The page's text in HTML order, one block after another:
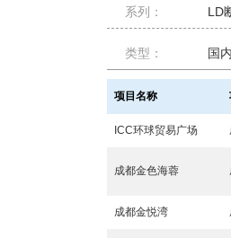
系列： LD
类型： 国
项目名称
ICC环球贸易广场
成都金色海蓉
成都金悦湾